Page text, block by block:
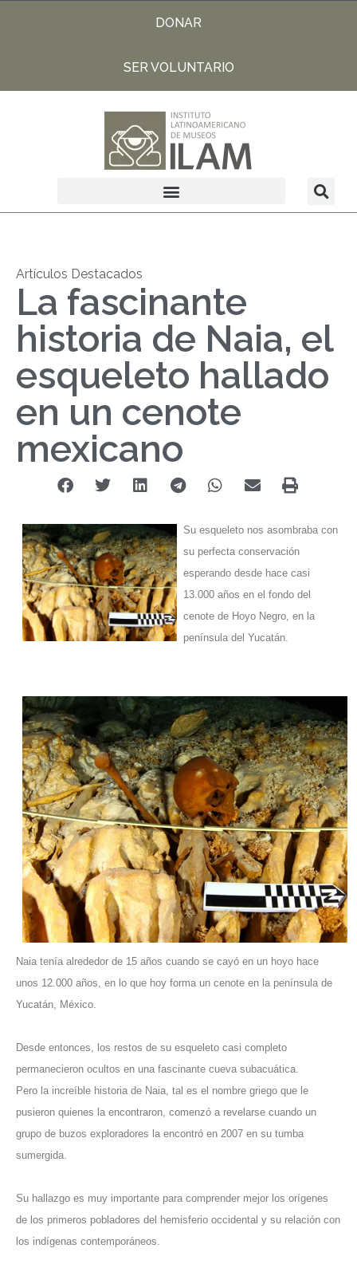
DONAR
SER VOLUNTARIO
Artículos Destacados
La fascinante
historia de Naia, el
esqueleto hallado
en un cenote
mexicano
Su esqueleto nos asombraba con
su perfecta conservación
esperando desde hace casi
13.000 años en el fondo del
cenote de Hoyo Negro, en la
península del Yucatán.
Naia tenía alrededor de 15 años cuando se cayó en un hoyo hace
unos 12.000 años, en lo que hoy forma un cenote en la península de
Yucatán, México.
Desde entonces, los restos de su esqueleto casi completo
permanecieron ocultos en una fascinante cueva subacuática.
Pero la increíble historia de Naia, tal es el nombre griego que le
pusieron quienes la encontraron, comenzó a revelarse cuando un
grupo de buzos exploradores la encontró en 2007 en su tumba
sumergida.
Su hallazgo es muy importante para comprender mejor los orígenes
de los primeros pobladores del hemisferio occidental y su relación con
los indígenas contemporáneos.